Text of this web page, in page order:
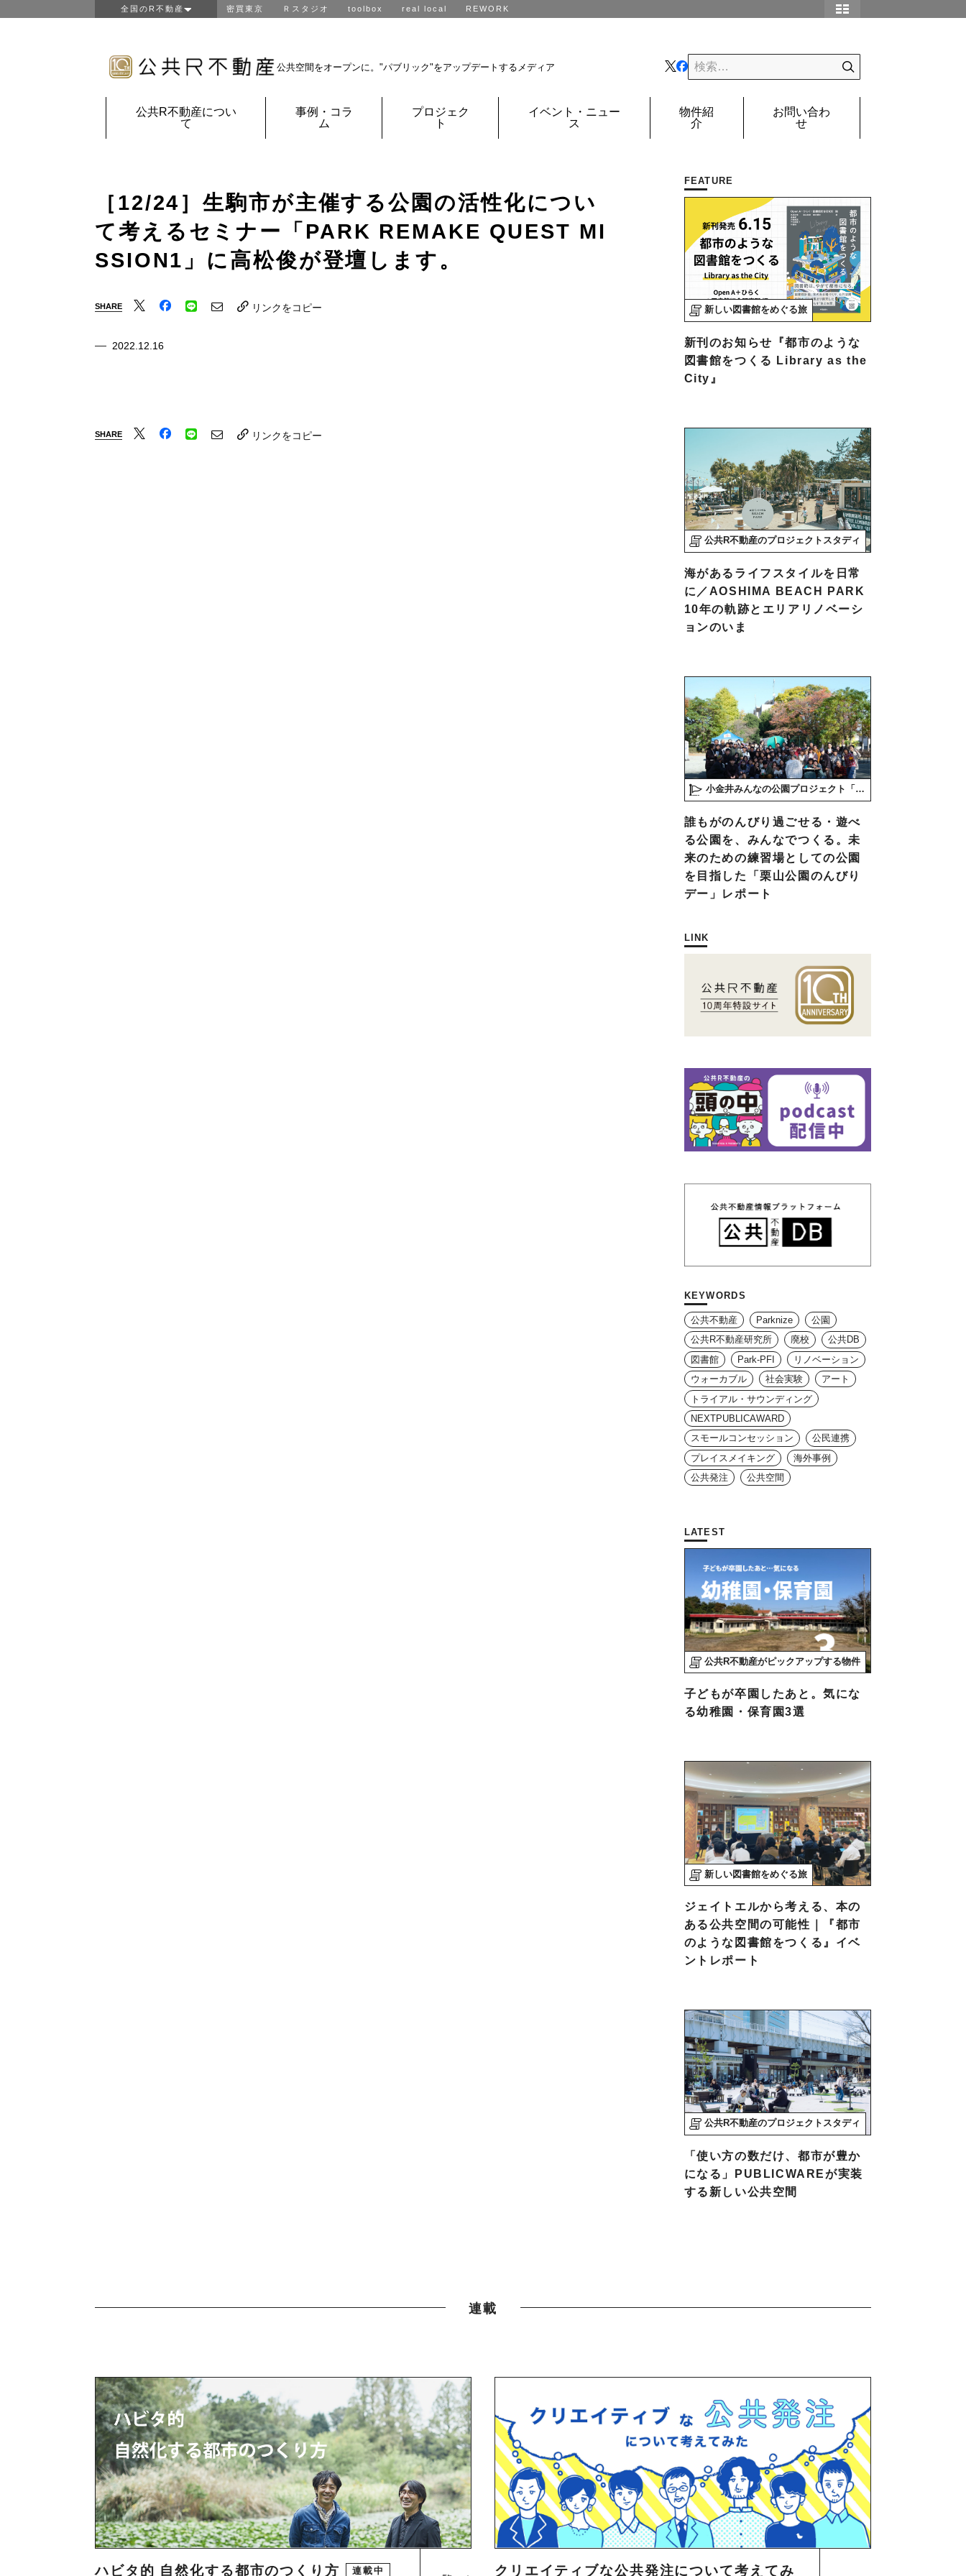
全国のR不動産
房総R不動産
鎌倉Ｒ不動産
京都Ｒ不動産
団地Ｒ不動産
公共Ｒ不動産
密買東京 Ｒスタジオ toolbox real local REWORK
公共空間をオープンに。 "パブリック"をアップデートするメディア
公共R不動産につい
て
事例・コラ
ム
プロジェク
ト
イベント・ニュー
ス
物件紹
介
お問い合わ
せ
［12/24］生駒市が主催する公園の活性化につい
て考えるセミナー「PARK REMAKE QUEST MI
SSION1」に高松俊が登壇します。
SHARE リンクをコピー
2022.12.16
SHARE リンクをコピー
FEATURE
新しい図書館をめぐる旅
新刊のお知らせ『都市のような
図書館をつくる Library as the
City』
公共R不動産のプロジェクトスタディ
海があるライフスタイルを日常
に／AOSHIMA BEACH PARK
10年の軌跡とエリアリノベーシ
ョンのいま
小金井みんなの公園プロジェクト「play here」
誰もがのんびり過ごせる・遊べ
る公園を、みんなでつくる。未
来のための練習場としての公園
を目指した「栗山公園のんびり
デー」レポート
LINK
KEYWORDS
公共不動産 Parknize
公園
公共R不動産研究所
廃校
公共DB
図書館
Park-PFI
リノベーション
ウォーカブル
社会実験
アート
トライアル・サウンディング
NEXTPUBLICAWARD
スモールコンセッション
公民連携
プレイスメイキング
海外事例
公共発注
公共空間
LATEST
公共R不動産がピックアップする物件
子どもが卒園したあと。気にな
る幼稚園・保育園3選
新しい図書館をめぐる旅
ジェイトエルから考える、本の
ある公共空間の可能性｜『都市
のような図書館をつくる』イベ
ントレポート
公共R不動産のプロジェクトスタディ
「使い方の数だけ、都市が豊か
になる」PUBLICWAREが実装
する新しい公共空間
連載
ハビタ的 自然化する都市のつくり方 連載中 クリエイティブな公共発注について考えてみ